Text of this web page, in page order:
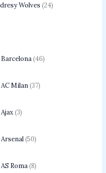
Wolves 24
46
Milan 37
3
50
Roma 8